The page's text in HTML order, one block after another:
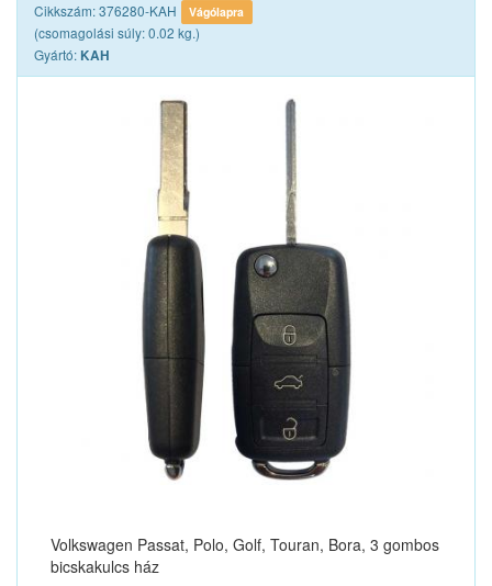
Cikkszám: 376280-KAH Vágólapra
(csomagolási súly: 0.02 kg.)
Gyártó: KAH
Volkswagen Passat, Polo, Golf, Touran, Bora, 3 gombos
bicskakulcs ház